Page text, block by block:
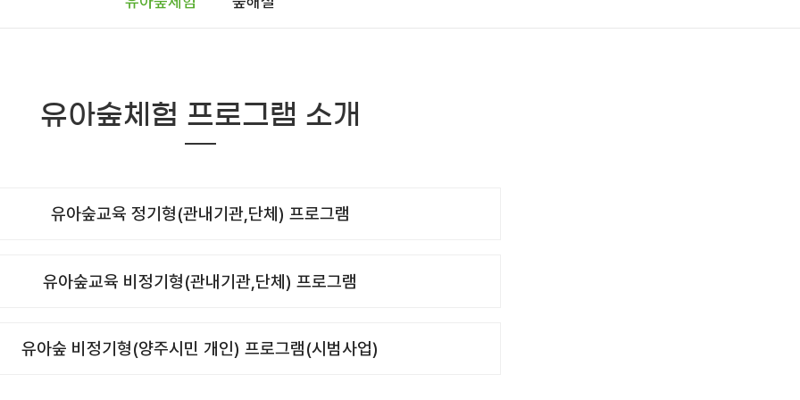
유아숲체험 프로그램 소개
유아숲교육 정기형(관내기관,단체) 프로그램
유아숲교육 비정기형(관내기관,단체) 프로그램
유아숲 비정기형(양주시민 개인) 프로그램(시범사업)